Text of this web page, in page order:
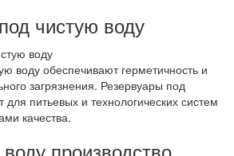
чистую воду
воду обеспечивают герметичность и
загрязнения. Резервуары под
для питьевых и технологических систем
качества.